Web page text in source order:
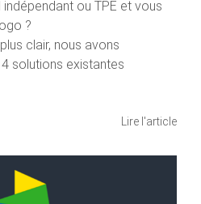
ou TPE et vous
?
clair, nous avons
solutions existantes
Lire l'article